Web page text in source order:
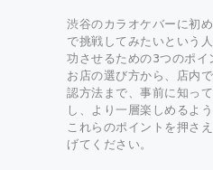
渋谷のカラオケバーに初
で挑戦してみたいという
功させるための3つのポイ
お店の選び方から、店内
認方法まで、事前に知っ
し、より一層楽しめるよう
これらのポイントを押さ
げてください。